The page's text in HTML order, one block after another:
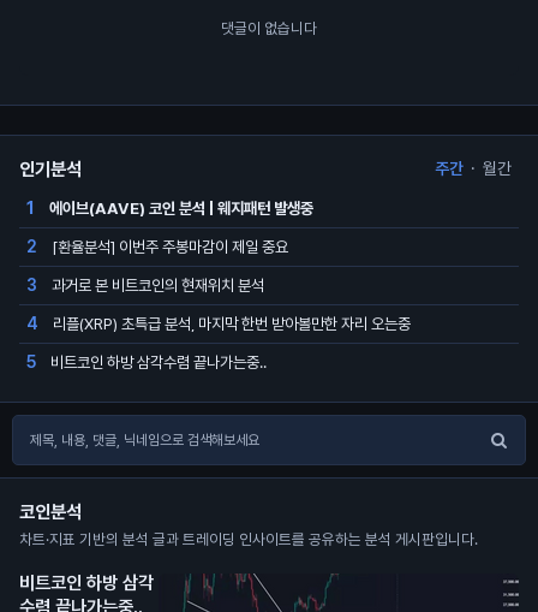
댓글이 없습니다
인기분석 주간 · 월간
1 에이브(AAVE) 코인 분석 | 웨지패턴 발생중
2 [환율분석] 이번주 주봉마감이 제일 중요
3 과거로 본 비트코인의 현재위치 분석
4 리플(XRP) 초특급 분석, 마지막 한번 받아볼만한 자리 오는중
5 비트코인 하방 삼각수렴 끝나가는중..
코인분석
차트·지표 기반의 분석 글과 트레이딩 인사이트를 공유하는 분석 게시판입니다.
비트코인 하방 삼각
수렴 끝나가는중..